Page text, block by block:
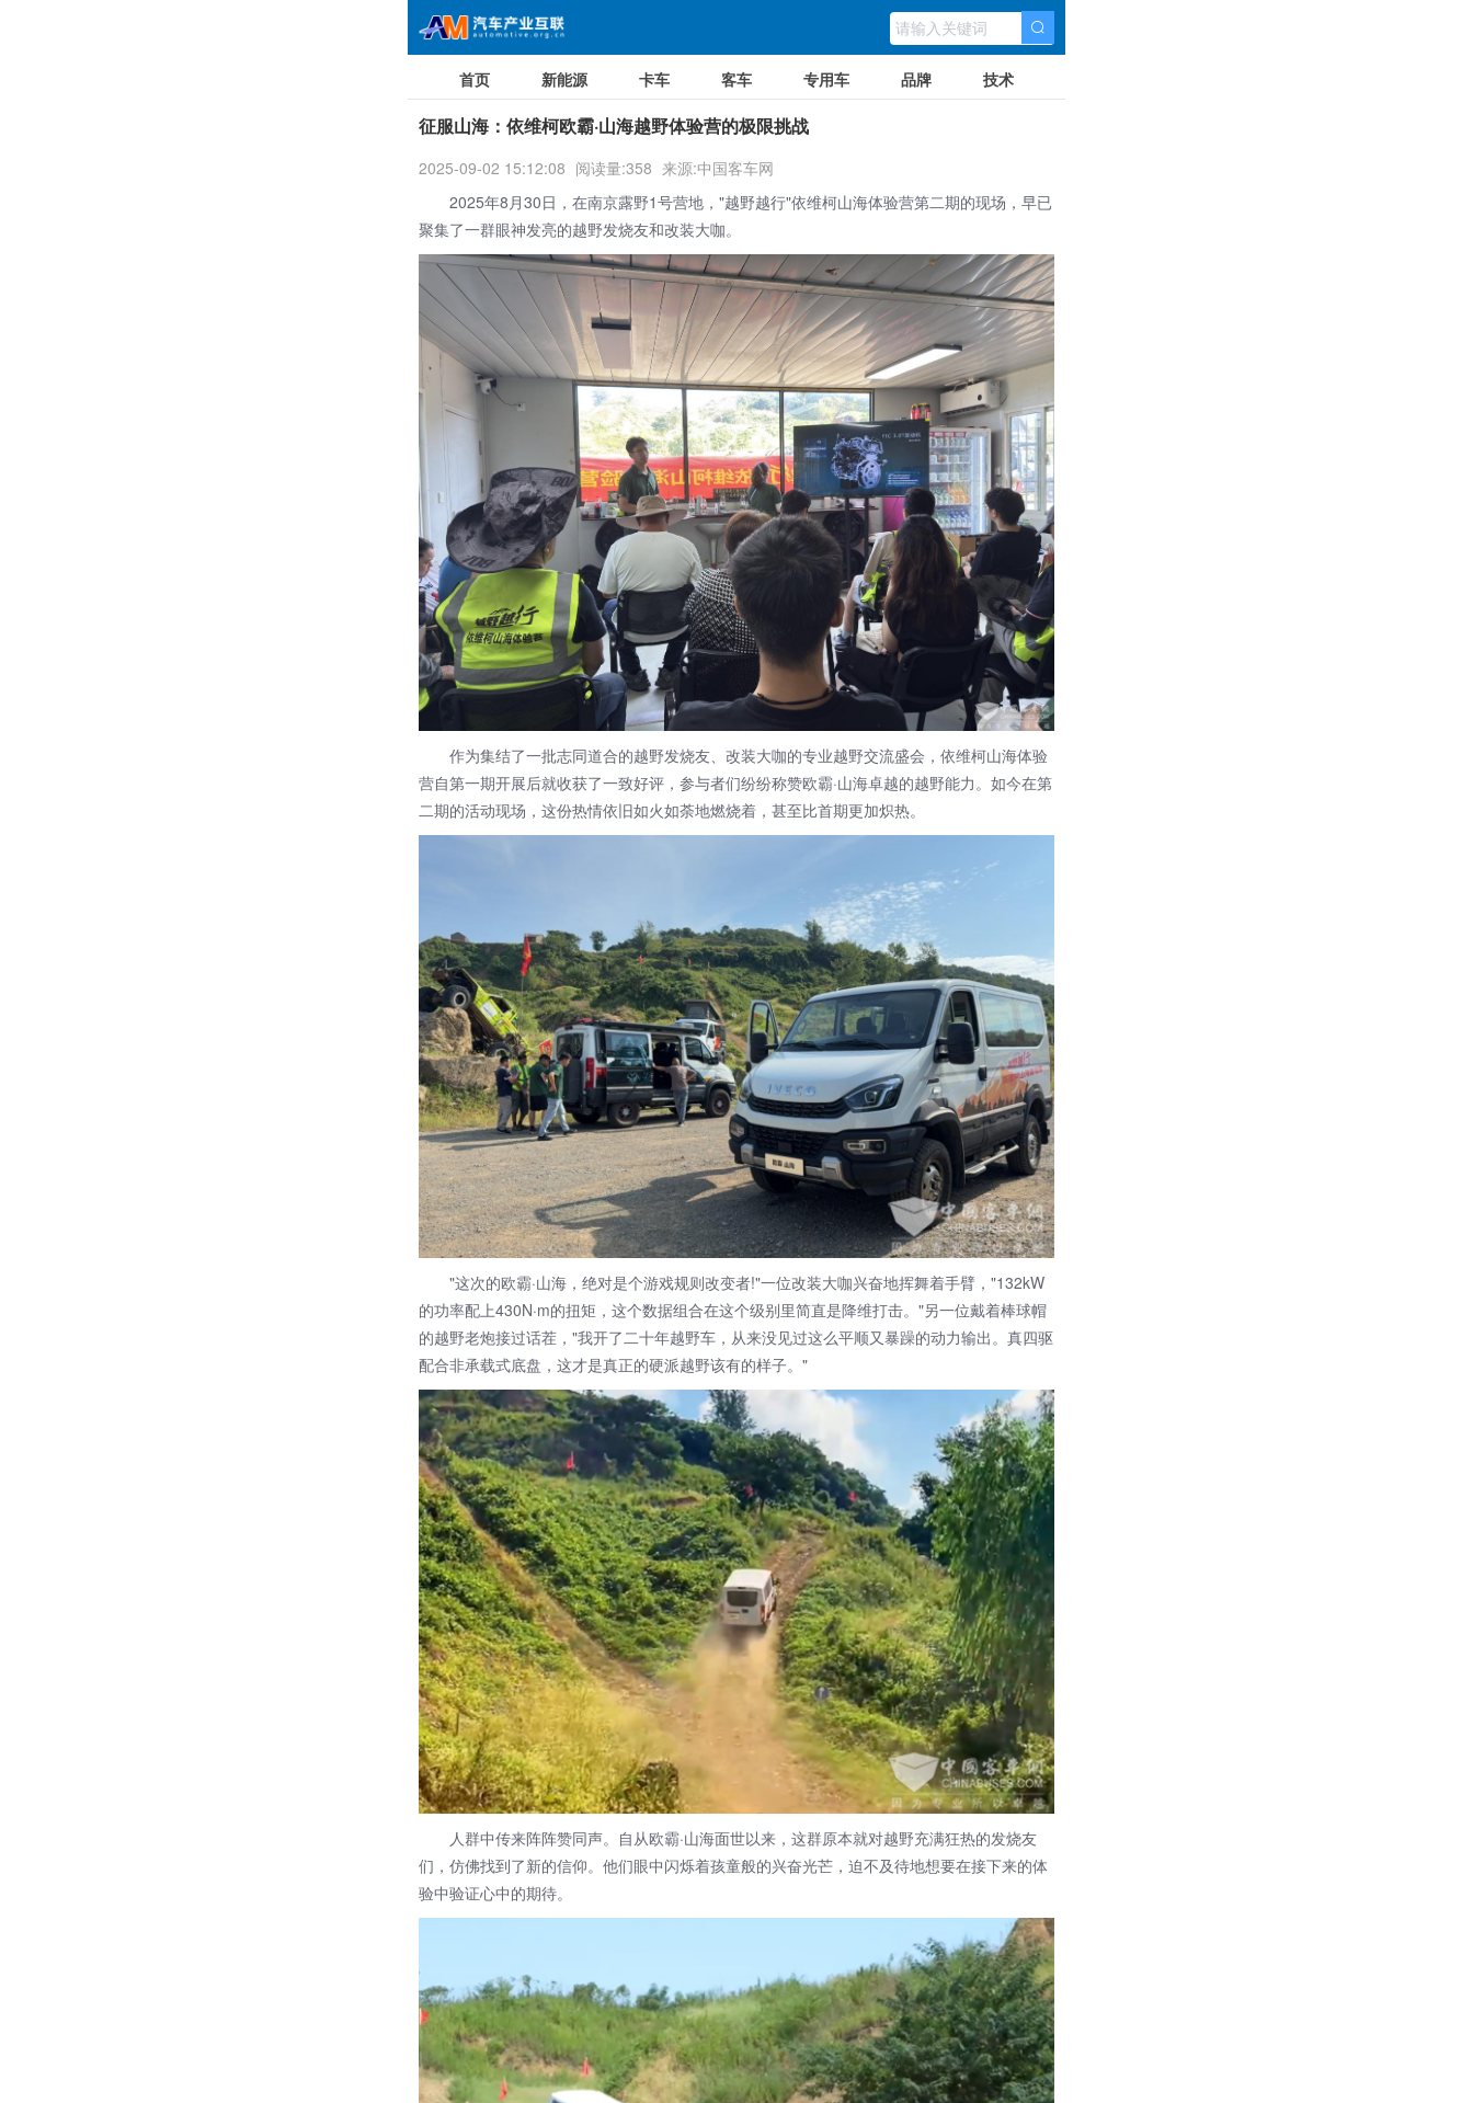
首页 新能源 卡车 客车 专用车 品牌 技术
征服山海：依维柯欧霸·山海越野体验营的极限挑战
2025-09-02 15:12:08 阅读量:358 来源:中国客车网
2025年8月30日，在南京露野1号营地，"越野越行"依维柯山海体验营第二期的现场，早已
聚集了一群眼神发亮的越野发烧友和改装大咖。
作为集结了一批志同道合的越野发烧友、改装大咖的专业越野交流盛会，依维柯山海体验
营自第一期开展后就收获了一致好评，参与者们纷纷称赞欧霸·山海卓越的越野能力。如今在第
二期的活动现场，这份热情依旧如火如荼地燃烧着，甚至比首期更加炽热。
"这次的欧霸·山海，绝对是个游戏规则改变者!"一位改装大咖兴奋地挥舞着手臂，"132kW
的功率配上430N·m的扭矩，这个数据组合在这个级别里简直是降维打击。"另一位戴着棒球帽
的越野老炮接过话茬，"我开了二十年越野车，从来没见过这么平顺又暴躁的动力输出。真四驱
配合非承载式底盘，这才是真正的硬派越野该有的样子。"
人群中传来阵阵赞同声。自从欧霸·山海面世以来，这群原本就对越野充满狂热的发烧友
们，仿佛找到了新的信仰。他们眼中闪烁着孩童般的兴奋光芒，迫不及待地想要在接下来的体
验中验证心中的期待。